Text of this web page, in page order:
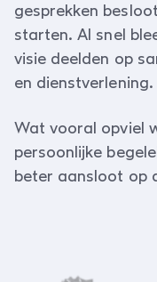
gesprekken
starten. Al snel
visie deelden op
en dienstverlening.
Wat vooral opviel
persoonlijke
beter aansloot op